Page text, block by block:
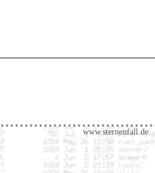
www.sternenfall.de